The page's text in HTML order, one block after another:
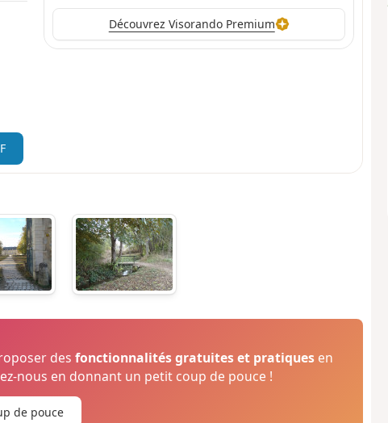
Découvrez Visorando Premium
desfonctionnalités gratuites et pratiques en
nous en donnant un petit coup de pouce !
de pouce